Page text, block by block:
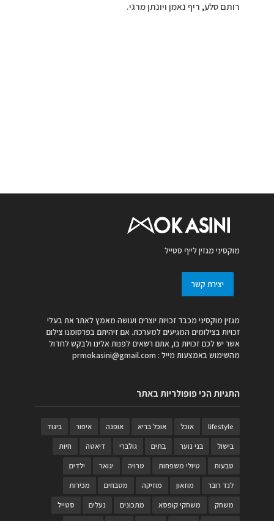
רותם סלע, ריף נאמן ויונתן מרגי.
מוקסיני מגזין לייף סטייל
יצירת קשר
מגזין מוקסיני מכבד זכויות יוצרים ועושה מאמץ לאתר את בעלי
זכויות בצילומים המגיעים למערכת. אם זיהיתם בפרסומנו צילום
אשר יש לכם זכויות בו, אתם רשאים לפנות אלינו ולבקש לחדול
מהשימוש באמצעות מייל : prmokasini@gmail.com
התגיות הכי פופולריות באתר
lifestyle אוכל אוכל בריא אופנה איפור
ביגוד
בישול
בני נוער בתים גולברי דיאטה
חיות
טבעות
טיולי משפחות טרויה יגואר
ילדים
לנד רובר
מוזאון מוזיקה מטבחים
מכירות
משחק
משחקי קופסא מתכונים נעלים
סטייל